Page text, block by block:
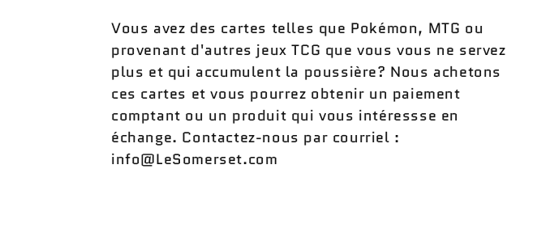
Vous avez des cartes telles que Pokémon, MTG ou
provenant d'autres jeux TCG que vous vous ne servez
plus et qui accumulent la poussière? Nous achetons
ces cartes et vous pourrez obtenir un paiement
comptant ou un produit qui vous intéressse en
échange. Contactez-nous par courriel :
info@LeSomerset.com